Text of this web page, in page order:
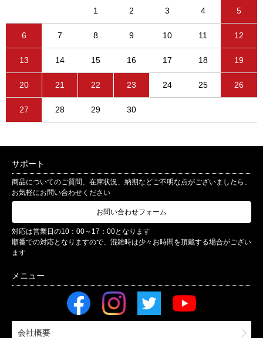
1 2 3 4 5
6 7 8 9 10 11 12
13 14 15 16 17 18 19
20 21 22 23 24 25 26
27 28 29 30
サポート
商品についてのご質問、在庫状況、納期などご不明な点がございましたら、
お気軽にお問い合わせください
お問い合わせフォーム
対応は営業日の10：00～17：00となります
順番での対応となりますので、混雑時は少々お時間を頂戴する場合がござい
ます
会社概要